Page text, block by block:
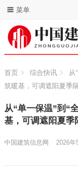
菜单
首页 综合快讯
从
筑暖基，可调遮阳夏季
从“单一保温”到“
基，可调遮阳夏季
中国建筑信息网 2026年